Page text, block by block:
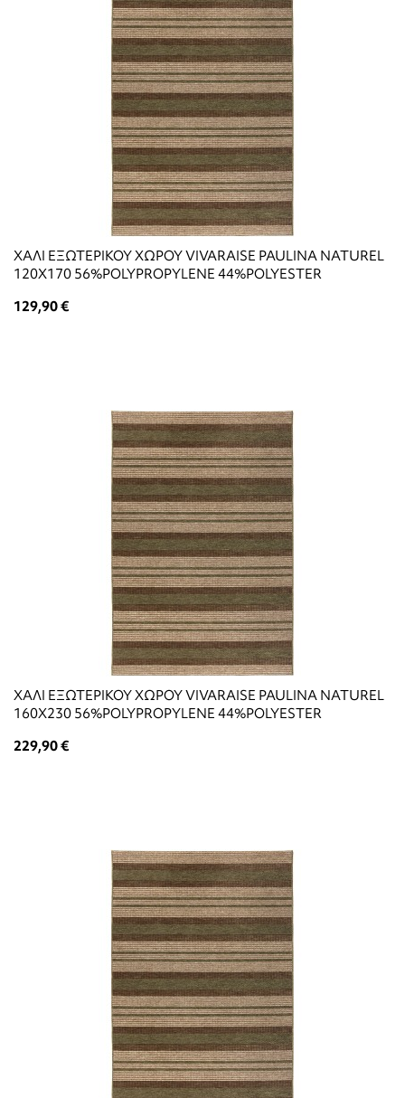
ΧΑΛΙ ΕΞΩΤΕΡΙΚΟΥ ΧΩΡΟΥ VIVARAISE PAULINA NATUREL
120X170 56%POLYPROPYLENE 44%POLYESTER
129,90 €
ΧΑΛΙ ΕΞΩΤΕΡΙΚΟΥ ΧΩΡΟΥ VIVARAISE PAULINA NATUREL
160X230 56%POLYPROPYLENE 44%POLYESTER
229,90 €